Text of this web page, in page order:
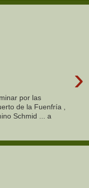
›
por las
de la Fuenfría ,
Schmid ... a